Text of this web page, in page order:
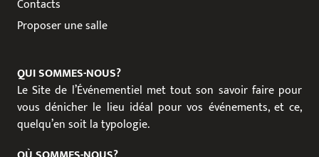
Contacts
Proposer une salle
QUI SOMMES-NOUS?
Le Site de l’Événementiel met tout son savoir faire pour
vous dénicher le lieu idéal pour vos événements, et ce,
quelqu’en soit la typologie.